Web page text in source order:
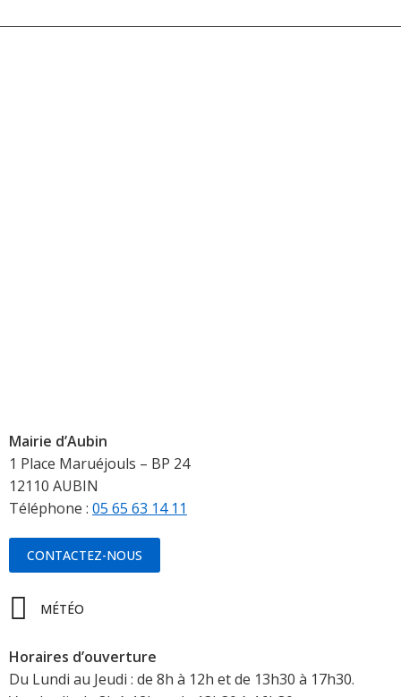
Mairie d’Aubin
1 Place Maruéjouls – BP 24
12110 AUBIN
Téléphone : 05 65 63 14 11
CONTACTEZ-NOUS
MÉTÉO
Horaires d’ouverture
Du Lundi au Jeudi : de 8h à 12h et de 13h30 à 17h30.